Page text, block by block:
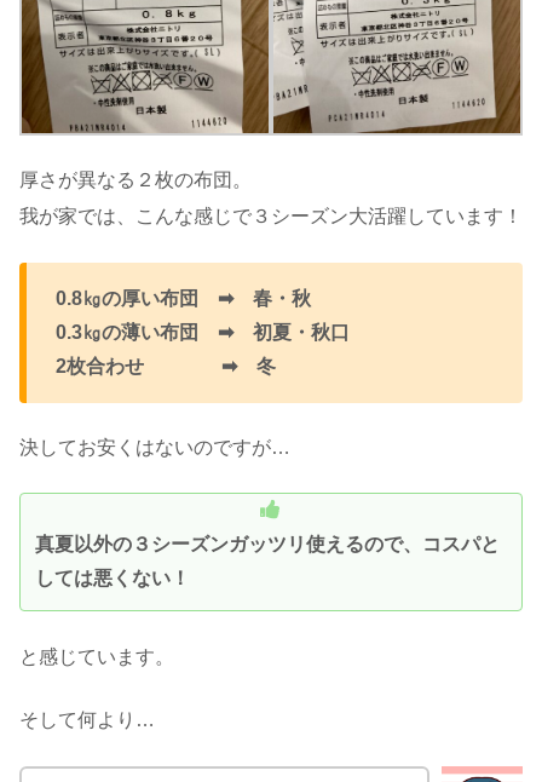
厚さが異なる２枚の布団。
我が家では、こんな感じで３シーズン大活躍しています！
0.8㎏の厚い布団 ➡ 春・秋
0.3㎏の薄い布団 ➡ 初夏・秋口
2枚合わせ ➡ 冬
決してお安くはないのですが…
真夏以外の３シーズンガッツリ使えるので、コスパと
しては悪くない！
と感じています。
そして何より…